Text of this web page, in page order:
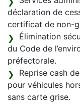
déclaration de
certificat de non-
Élimination
du Code de
préfectorale.
Reprise cash
pour véhicules
sans carte grise.